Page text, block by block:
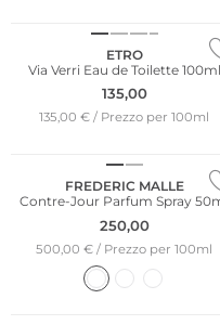
ETRO
Via Verri Eau de Toilette 100ml
135,00
135,00 € / Prezzo per 100ml
FREDERIC MALLE
Contre-Jour Parfum Spray
250,00
500,00 € / Prezzo per 100ml